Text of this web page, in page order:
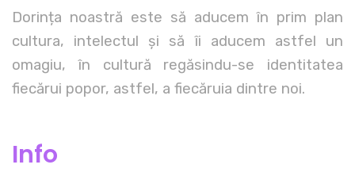
Dorința noastră este să aducem în prim plan
cultura, intelectul și să îi aducem astfel un
omagiu, în cultură regăsindu-se identitatea
fiecărui popor, astfel, a fiecăruia dintre noi.
Info